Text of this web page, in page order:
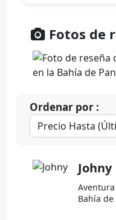
Fotos de
Ordenar por :
Johny
Bahía de